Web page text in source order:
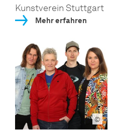
Kunstverein Stuttgart
Mehr erfahren
©